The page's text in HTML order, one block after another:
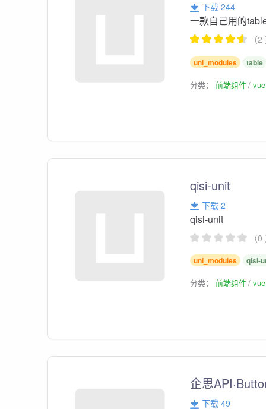
下载 244
一款自己用的
（
uni_modules table
分类：前端组件
qisi-unit
下载 2
qisi-unit
（
uni_modules qisi-
分类：前端组件
企思
下载 49